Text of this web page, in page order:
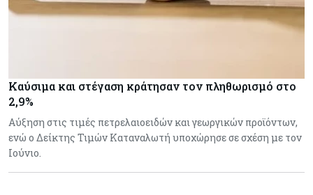
Καύσιμα και στέγαση κράτησαν τον πληθωρισμό στο
2,9%
Αύξηση στις τιμές πετρελαιοειδών και γεωργικών προϊόντων,
ενώ ο Δείκτης Τιμών Καταναλωτή υποχώρησε σε σχέση με τον
Ιούνιο.